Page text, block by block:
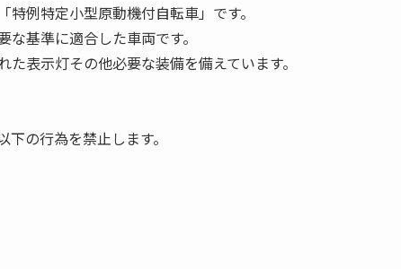
例特定小型原動機付自転車」です。
基準に適合した車両です。
表示灯その他必要な装備を備えています。
の行為を禁止します。